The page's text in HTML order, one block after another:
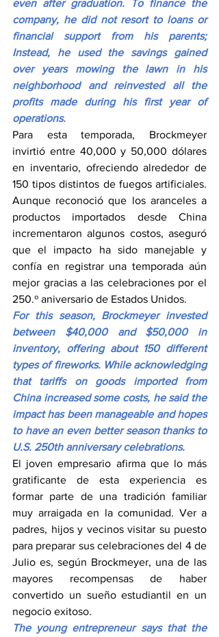
even after graduation. To finance the
company, he did not resort to loans or
financial support from his parents;
Instead, he used the savings gained
over years mowing the lawn in his
neighborhood and reinvested all the
profits made during his first year of
operations.
Para esta temporada, Brockmeyer
invirtió entre 40,000 y 50,000 dólares
en inventario, ofreciendo alrededor de
150 tipos distintos de fuegos artificiales.
Aunque reconoció que los aranceles a
productos importados desde China
incrementaron algunos costos, aseguró
que el impacto ha sido manejable y
confía en registrar una temporada aún
mejor gracias a las celebraciones por el
250.º aniversario de Estados Unidos.
For this season, Brockmeyer invested
between $40,000 and $50,000 in
inventory, offering about 150 different
types of fireworks. While acknowledging
that tariffs on goods imported from
China increased some costs, he said the
impact has been manageable and hopes
to have an even better season thanks to
U.S. 250th anniversary celebrations.
El joven empresario afirma que lo más
gratificante de esta experiencia es
formar parte de una tradición familiar
muy arraigada en la comunidad. Ver a
padres, hijos y vecinos visitar su puesto
para preparar sus celebraciones del 4 de
Julio es, según Brockmeyer, una de las
mayores recompensas de haber
convertido un sueño estudiantil en un
negocio exitoso.
The young entrepreneur says that the